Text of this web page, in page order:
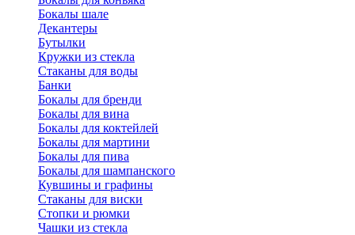
Бокалы шале
Декантеры
Бутылки
Кружки из стекла
Стаканы для воды
Банки
Бокалы для бренди
Бокалы для вина
Бокалы для коктейлей
Бокалы для мартини
Бокалы для пива
Бокалы для шампанского
Кувшины и графины
Стаканы для виски
Стопки и рюмки
Чашки из стекла